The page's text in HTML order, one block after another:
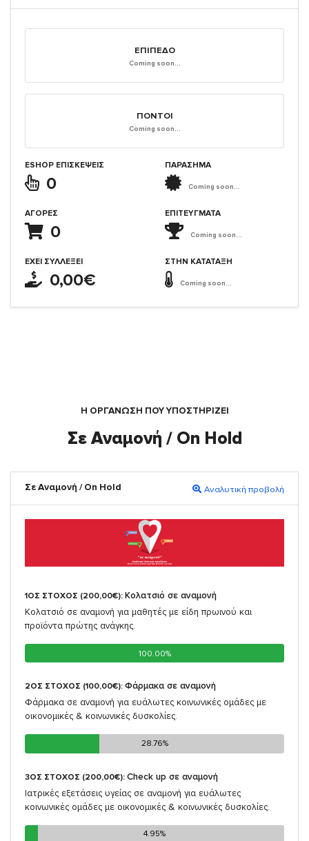
ΕΠΊΠΕΔΟ
Coming soon...
ΠΌΝΤΟΙ
Coming soon...
ESHOP ΕΠΙΣΚΈΨΕΙΣ
0
ΑΓΟΡΈΣ
0
ΈΧΕΙ ΣΥΛΛΈΞΕΙ
0,00€
ΠΑΡΑΣΗΜΑ
Coming soon...
ΕΠΙΤΕΎΓΜΑΤΑ
Coming soon...
ΣΤΗΝ ΚΑΤΆΤΑΞΗ
Coming soon...
Η ΟΡΓΆΝΩΣΗ ΠΟΥ ΥΠΟΣΤΗΡΙΖΕΙ
Σε Αναμονή / On Hold
Σε Αναμονή / On Hold Αναλυτική προβολή
1ΟΣ ΣΤΟΧΟΣ (200,00€): Κολατσιό σε αναμονή
Κολατσιό σε αναμονή για μαθητές με είδη πρωινού και
προϊόντα πρώτης ανάγκης.
100.00%
100.00%
2ΟΣ ΣΤΟΧΟΣ (100,00€): Φάρμακα σε αναμονή
Φάρμακα σε αναμονή για ευάλωτες κοινωνικές ομάδες με
οικονομικές & κοινωνικές δυσκολίες.
28.76%
28.76%
3ΟΣ ΣΤΟΧΟΣ (200,00€): Check up σε αναμονή
Ιατρικές εξετάσεις υγείας σε αναμονή για ευάλωτες
κοινωνικές ομάδες με οικονομικές & κοινωνικές δυσκολίες.
4.95%
4.95%